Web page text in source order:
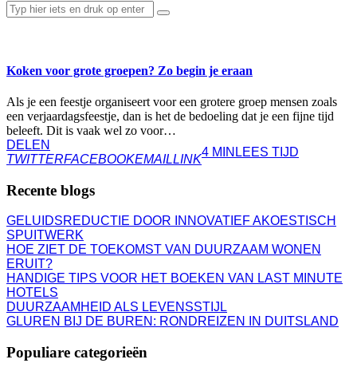
Koken voor grote groepen? Zo begin je eraan
Als je een feestje organiseert voor een grotere groep mensen zoals
een verjaardagsfeestje, dan is het de bedoeling dat je een fijne tijd
beleeft. Dit is vaak wel zo voor…
DELEN
TWITTERFACEBOOKEMAILLINK
4 MIN LEES TIJD
Recente blogs
GELUIDSREDUCTIE DOOR INNOVATIEF AKOESTISCH
SPUITWERK
HOE ZIET DE TOEKOMST VAN DUURZAAM WONEN
ERUIT?
HANDIGE TIPS VOOR HET BOEKEN VAN LAST MINUTE
HOTELS
DUURZAAMHEID ALS LEVENSSTIJL
GLUREN BIJ DE BUREN: RONDREIZEN IN DUITSLAND
Populiare categorieën